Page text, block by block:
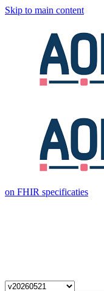
Skip to main content
on FHIR specificaties